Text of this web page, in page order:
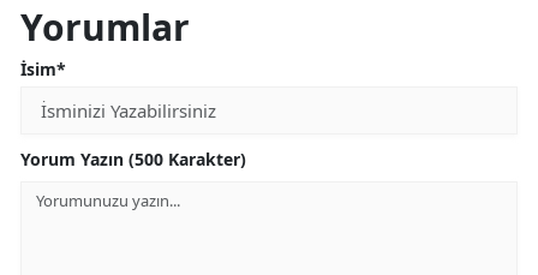
Yorumlar
İsim*
Yorum Yazın (500 Karakter)